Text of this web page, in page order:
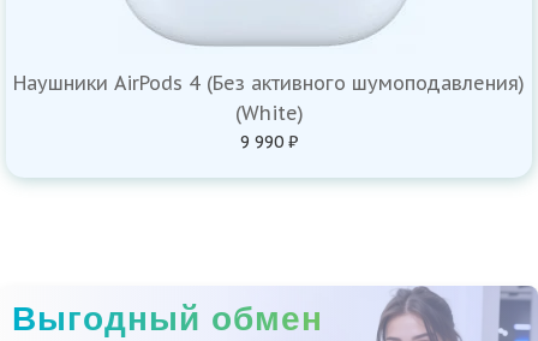
Наушники AirPods 4 (Без активного шумоподавления)
(White)
9 990 ₽
Выгодный обмен